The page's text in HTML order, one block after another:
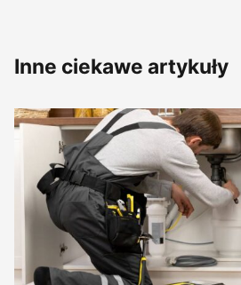
Inne ciekawe artykuły